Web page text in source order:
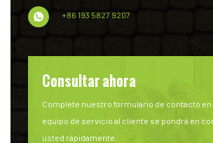
+86 193 5827 9207
Consultar ahora
Complete nuestro formulario de contacto en
equipo de servicio al cliente se pondrá en
usted rápidamente.